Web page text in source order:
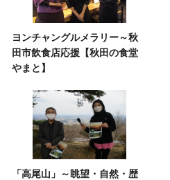
ヨンチャングルメラリー～秋
田市飲食店応援【秋田の食堂
やまと】
「高尾山」～眺望・自然・歴